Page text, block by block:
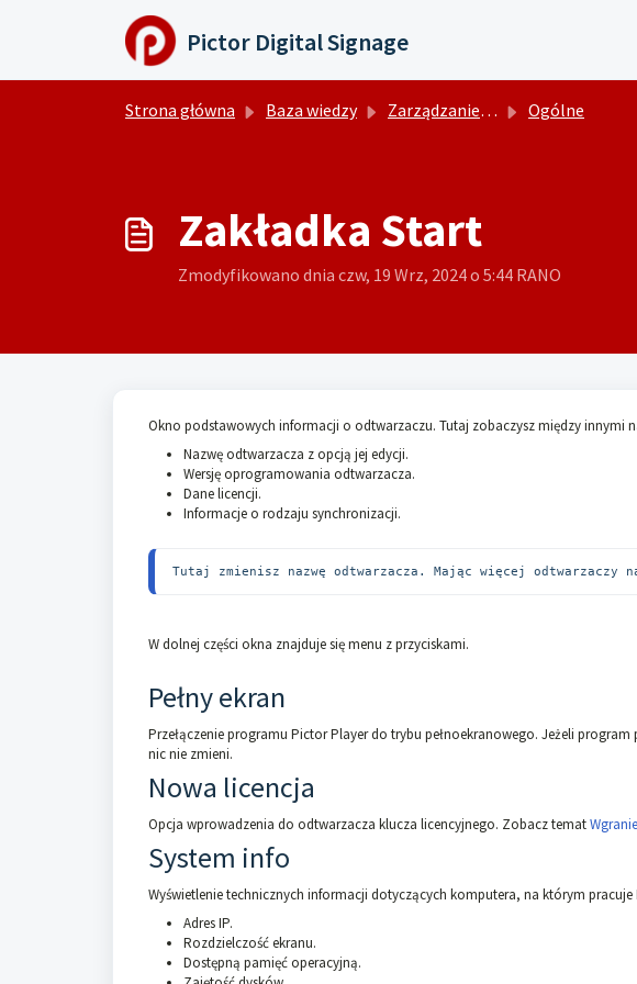
Przejdź do głównej treści
Pictor Digital Signage
Strona główna Baza wiedzy Zarządzanie odtwarzaczem Ogólne
Zakładka Start
Zmodyfikowano dnia czw, 19 Wrz, 2024 o 5:44 RANO
Okno podstawowych informacji o odtwarzaczu. Tutaj zobaczysz między innymi
Nazwę odtwarzacza z opcją jej edycji.
Wersję oprogramowania odtwarzacza.
Dane licencji.
Informacje o rodzaju synchronizacji.
Tutaj zmienisz nazwę odtwarzacza. Mając więcej odtwarzaczy
W dolnej części okna znajduje się menu z przyciskami.
Pełny ekran
Przełączenie programu Pictor Player do trybu pełnoekranowego. Jeżeli
nic nie zmieni.
Nowa licencja
Opcja wprowadzenia do odtwarzacza klucza licencyjnego. Zobacz temat
System info
Wyświetlenie technicznych informacji dotyczących komputera, na którym pracuje
Adres IP.
Rozdzielczość ekranu.
Dostępną pamięć operacyjną.